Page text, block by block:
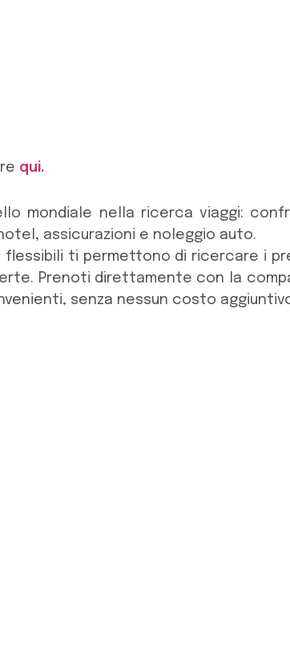
qui.
mondiale nella ricerca viaggi:
assicurazioni e noleggio auto.
flessibili ti permettono di ricercare i
Prenoti direttamente con la
senza nessun costo